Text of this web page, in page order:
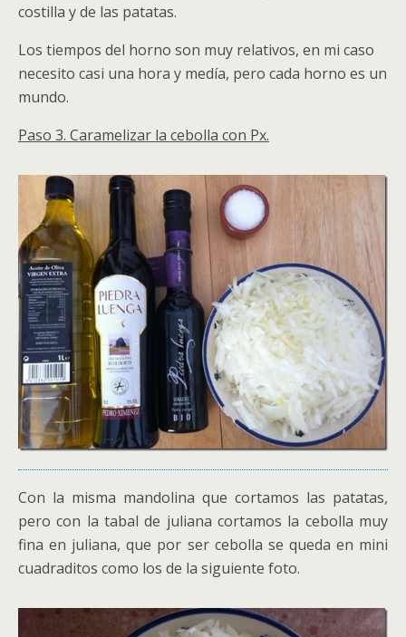
costilla y de las patatas.
Los tiempos del horno son muy relativos, en mi caso
necesito casi una hora y medía, pero cada horno es un
mundo.
Paso 3. Caramelizar la cebolla con Px.
Con la misma mandolina que cortamos las patatas,
pero con la tabal de juliana cortamos la cebolla muy
fina en juliana, que por ser cebolla se queda en mini
cuadraditos como los de la siguiente foto.